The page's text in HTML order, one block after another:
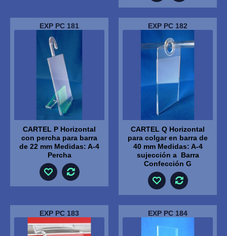
EXP PC 181
CARTEL P Horizontal
con percha para barra
de 22 mm Medidas: A-4
Percha
EXP PC 182
CARTEL Q Horizontal
para colgar en barra de
40 mm Medidas: A-4
sujección a Barra
Confección G
EXP PC 183 EXP PC 184